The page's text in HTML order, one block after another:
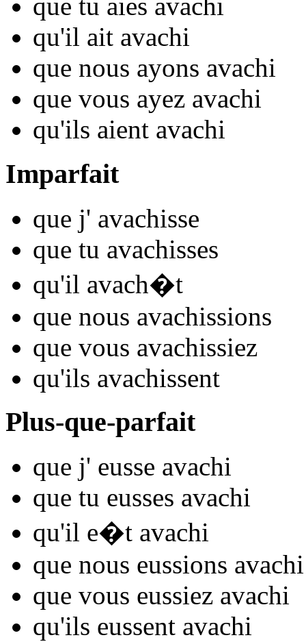
que tu aies avachi
qu'il ait avachi
que nous ayons avachi
que vous ayez avachi
qu'ils aient avachi
Imparfait
que j' avachisse
que tu avachisses
qu'il avach�t
que nous avachissions
que vous avachissiez
qu'ils avachissent
Plus-que-parfait
que j' eusse avachi
que tu eusses avachi
qu'il e�t avachi
que nous eussions avachi
que vous eussiez avachi
qu'ils eussent avachi